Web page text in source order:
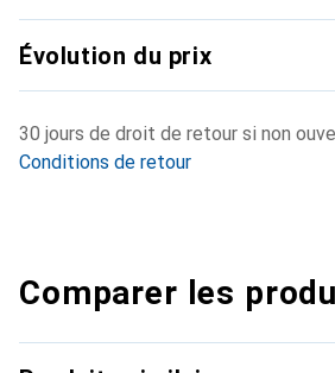
Évolution du prix
30 jours de droit de retour si non
Conditions de retour
Comparer les